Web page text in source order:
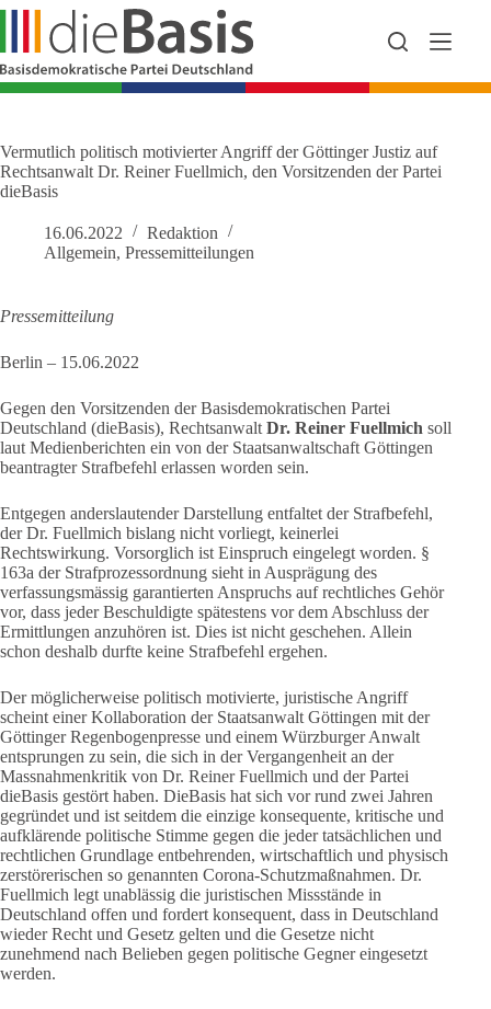
Zum
springen
Vermutlich politisch motivierter Angriff der Göttinger Justiz auf
Rechtsanwalt Dr. Reiner Fuellmich, den Vorsitzenden der Partei
dieBasis
16.06.2022
Redaktion
Allgemein, Pressemitteilungen
Pressemitteilung
Berlin – 15.06.2022
Gegen den Vorsitzenden der Basisdemokratischen Partei
Deutschland (dieBasis), Rechtsanwalt Dr. Reiner Fuellmich soll
laut Medienberichten ein von der Staatsanwaltschaft Göttingen
beantragter Strafbefehl erlassen worden sein.
Entgegen anderslautender Darstellung entfaltet der Strafbefehl,
der Dr. Fuellmich bislang nicht vorliegt, keinerlei
Rechtswirkung. Vorsorglich ist Einspruch eingelegt worden. §
163a der Strafprozessordnung sieht in Ausprägung des
verfassungsmässig garantierten Anspruchs auf rechtliches Gehör
vor, dass jeder Beschuldigte spätestens vor dem Abschluss der
Ermittlungen anzuhören ist. Dies ist nicht geschehen. Allein
schon deshalb durfte keine Strafbefehl ergehen.
Der möglicherweise politisch motivierte, juristische Angriff
scheint einer Kollaboration der Staatsanwalt Göttingen mit der
Göttinger Regenbogenpresse und einem Würzburger Anwalt
entsprungen zu sein, die sich in der Vergangenheit an der
Massnahmenkritik von Dr. Reiner Fuellmich und der Partei
dieBasis gestört haben. DieBasis hat sich vor rund zwei Jahren
gegründet und ist seitdem die einzige konsequente, kritische und
aufklärende politische Stimme gegen die jeder tatsächlichen und
rechtlichen Grundlage entbehrenden, wirtschaftlich und physisch
zerstörerischen so genannten Corona-Schutzmaßnahmen. Dr.
Fuellmich legt unablässig die juristischen Missstände in
Deutschland offen und fordert konsequent, dass in Deutschland
wieder Recht und Gesetz gelten und die Gesetze nicht
zunehmend nach Belieben gegen politische Gegner eingesetzt
werden.